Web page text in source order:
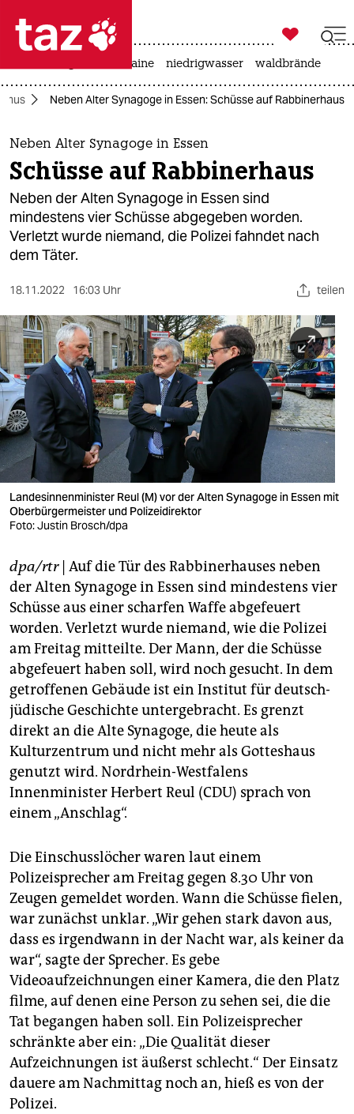
 taz zahl ich
taz zahl ich
themen
politik
öko
gesellschaft
kultur
sport
berlin
nord
wahrheit
verlag
verlag
veranstaltungen
fragen & hilfe
unterstützen
abo
genossenschaft
epaper login

taz zahl ich
krieg in der ukraine niedrigwasser waldbrände
Neben Alter Synagoge in Essen: Schüsse auf Rabbinerhaus
Neben Alter Synagoge in Essen
Schüsse auf Rabbinerhaus
Neben der Alten Synagoge in Essen sind
mindestens vier Schüsse abgegeben worden.
Verletzt wurde niemand, die Polizei fahndet nach
dem Täter.
18.11.2022 16:03 Uhr teilen
Landesinnenminister Reul (M) vor der Alten Synagoge in Essen mit
Oberbürgermeister und Polizeidirektor
Foto: Justin Brosch/dpa
dpa/rtr| Auf die Tür des Rabbinerhauses neben
der Alten Synagoge in Essen sind mindestens vier
Schüsse aus einer scharfen Waffe abgefeuert
worden. Verletzt wurde niemand, wie die Polizei
am Freitag mitteilte. Der Mann, der die Schüsse
abgefeuert haben soll, wird noch gesucht. In dem
getroffenen Gebäude ist ein Institut für deutsch-
jüdische Geschichte untergebracht. Es grenzt
direkt an die Alte Synagoge, die heute als
Kulturzentrum und nicht mehr als Gotteshaus
genutzt wird. Nordrhein-Westfalens
Innenminister Herbert Reul (CDU) sprach von
einem „Anschlag“.
Die Einschusslöcher waren laut einem
Polizeisprecher am Freitag gegen 8.30 Uhr von
Zeugen gemeldet worden. Wann die Schüsse fielen,
war zunächst unklar. „Wir gehen stark davon aus,
dass es irgendwann in der Nacht war, als keiner da
war“, sagte der Sprecher. Es gebe
Videoaufzeichnungen einer Kamera, die den Platz
filme, auf denen eine Person zu sehen sei, die die
Tat begangen haben soll. Ein Polizeisprecher
schränkte aber ein: „Die Qualität dieser
Aufzeichnungen ist äußerst schlecht.“ Der Einsatz
dauere am Nachmittag noch an, hieß es von der
Polizei.